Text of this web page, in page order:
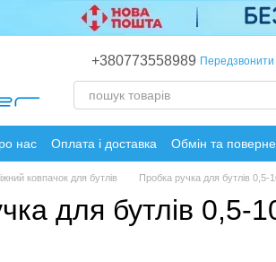
+380773558989
нас Оплата і доставка Обмін та
ковпачок для бутлів Пробка ручка для бутлів 0,5-
для бутлів 0,5-